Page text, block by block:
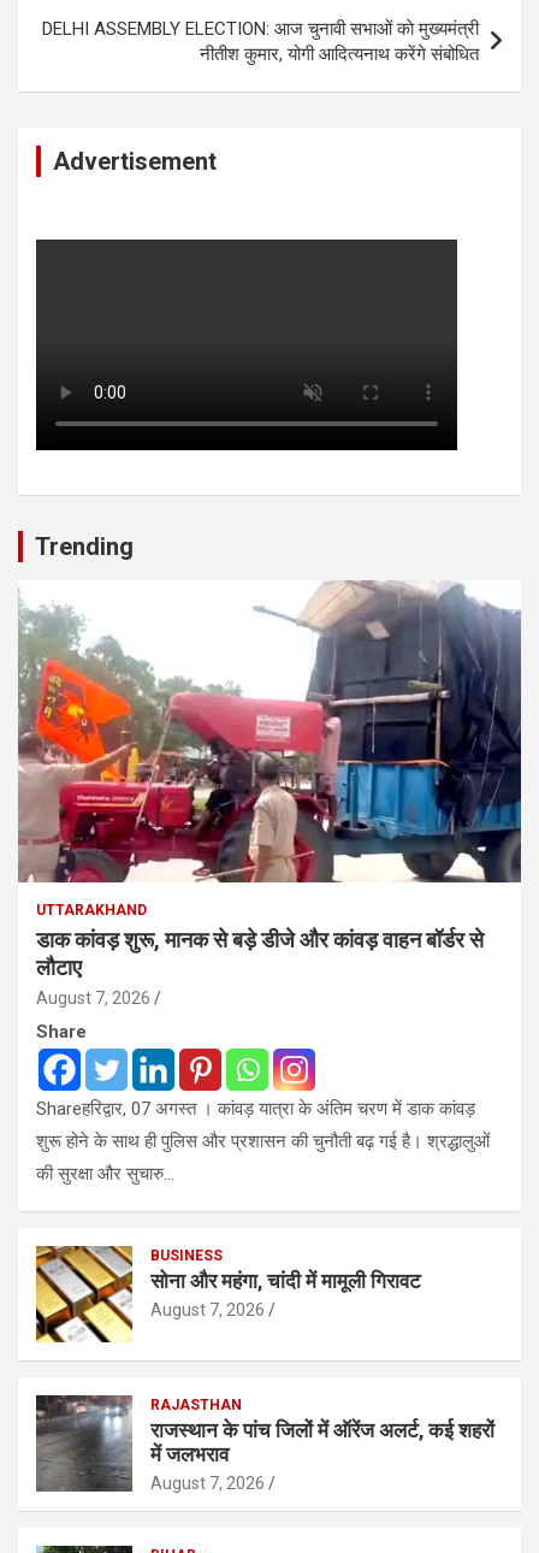
DELHI ASSEMBLY ELECTION: आज चुनावी सभाओं काे मुख्यमंत्री
नीतीश कुमार, योगी आदित्यनाथ करेंगे संबोधित
Advertisement
Trending
UTTARAKHAND
डाक कांवड़ शुरू, मानक से बड़े डीजे और कांवड़ वाहन बॉर्डर से
लौटाए
August 7, 2026
Share
Shareहरिद्वार, 07 अगस्त । कांवड़ यात्रा के अंतिम चरण में डाक कांवड़
शुरू होने के साथ ही पुलिस और प्रशासन की चुनौती बढ़ गई है। श्रद्धालुओं
की सुरक्षा और सुचारु…
BUSINESS
सोना और महंगा, चांदी में मामूली गिरावट
August 7, 2026
RAJASTHAN
राजस्थान के पांच जिलों में ऑरेंज अलर्ट, कई शहरों
में जलभराव
August 7, 2026